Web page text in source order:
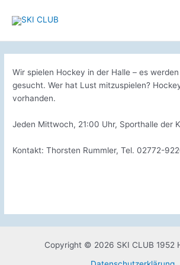
Inhalt
Wir spielen Hockey in der Halle – es
gesucht. Wer hat Lust mitzuspielen?
vorhanden.
Jeden Mittwoch, 21:00 Uhr, Sporthalle der
Kontakt: Thorsten Rummler, Tel. 02772-
Copyright © 2026 SKI CLUB 1952